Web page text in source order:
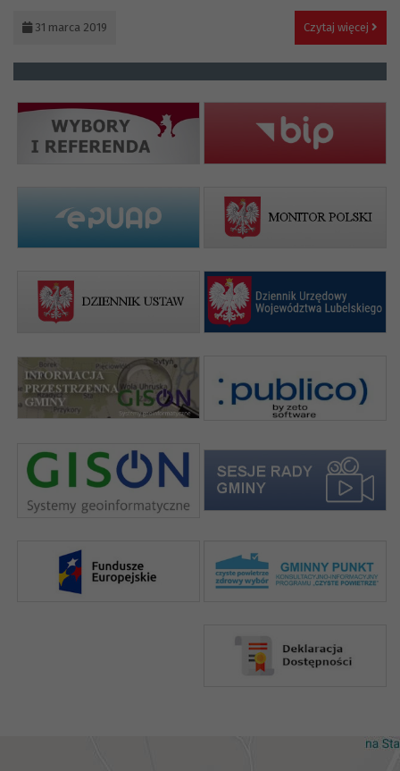
31 marca 2019 Czytaj więcej